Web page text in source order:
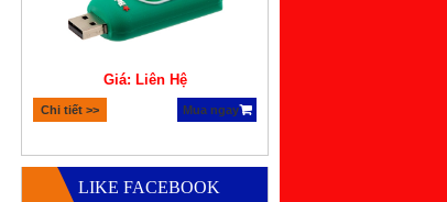
Giá: Liên Hệ
Chi tiết >> Mua ngay
Quà tặng bộ xếp hình lego
LIKE FACEBOOK